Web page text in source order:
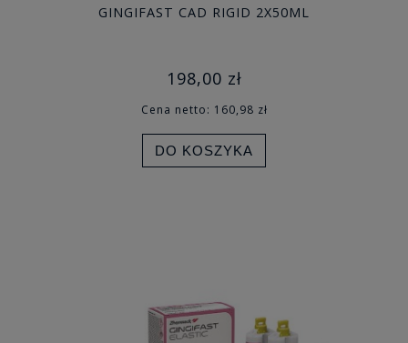
GINGIFAST CAD RIGID 2X50ML
198,00 zł
Cena netto: 160,98 zł
DO KOSZYKA